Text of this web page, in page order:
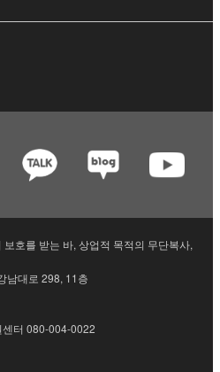
호를 받는 바, 상업적 목적의 무단복사,
남대로 298, 11층
터 080-004-0022